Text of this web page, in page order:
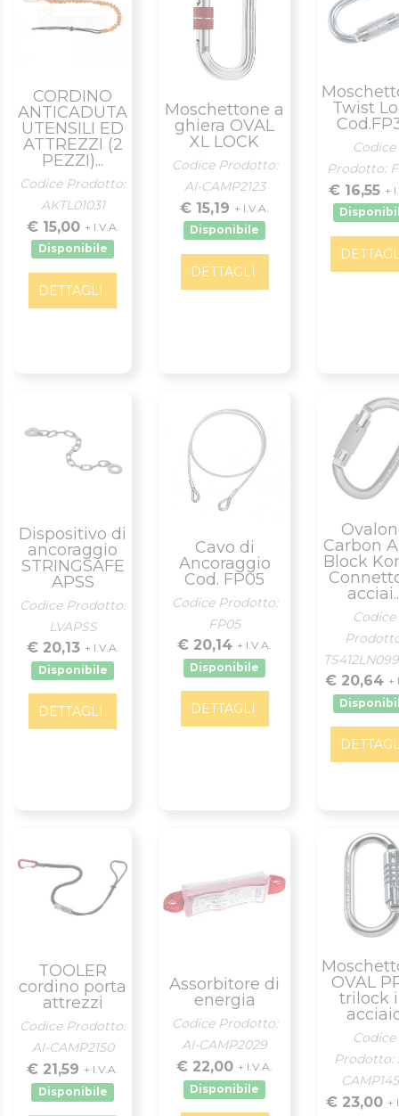
CORDINO
ANTICADUTA
UTENSILI ED
ATTREZZI (2
PEZZI)...
Codice Prodotto:
AKTL01031
€ 15,00 + I.V.A.
Disponibile
DETTAGLI
Moschettone a
ghiera OVAL
XL LOCK
Codice Prodotto:
AI-CAMP2123
€ 15,19 + I.V.A.
Disponibile
DETTAGLI
Twist
Codice
Prodotto:
€ 16,55 +
Dispositivo di
ancoraggio
STRINGSAFE
APSS
Codice Prodotto:
LVAPSS
€ 20,13 + I.V.A.
Disponibile
DETTAGLI
Cavo di
Ancoraggio
Cod. FP05
Codice Prodotto:
FP05
€ 20,14 + I.V.A.
Disponibile
DETTAGLI
Carbon
Block
Codice
€ 20,64 +
TOOLER
cordino porta
attrezzi
Codice Prodotto:
AI-CAMP2150
€ 21,59 + I.V.A.
Disponibile
Assorbitore di
energia
Codice Prodotto:
AI-CAMP2029
€ 22,00 + I.V.A.
Disponibile
OVAL
trilock
Codice
Prodotto:
€ 23,00 +